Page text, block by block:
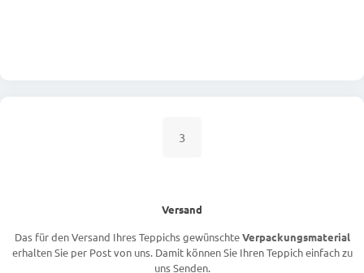
3
Versand
Das für den Versand Ihres Teppichs gewünschteVerpackungsmaterial
erhalten Sie per Post von uns. Damit können Sie Ihren Teppich einfach zu
uns Senden.